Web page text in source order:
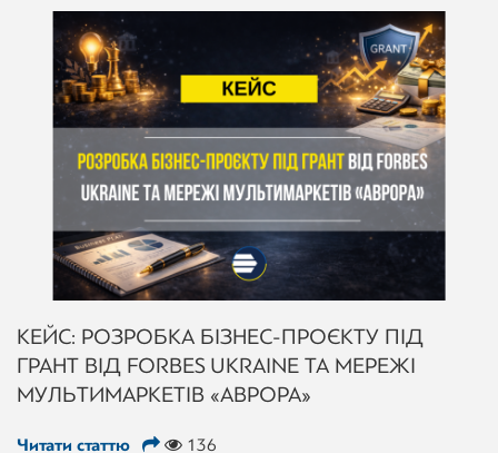
КЕЙС: РОЗРОБКА БІЗНЕС-ПРОЄКТУ ПІД
ГРАНТ ВІД FORBES UKRAINE ТА МЕРЕЖІ
МУЛЬТИМАРКЕТІВ «АВРОРА»
Читати статтю 136